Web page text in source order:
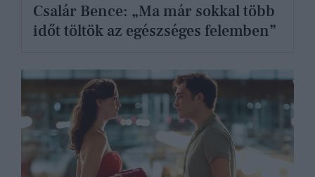
Csalár Bence: „Ma már sokkal több
időt töltök az egészséges felemben”